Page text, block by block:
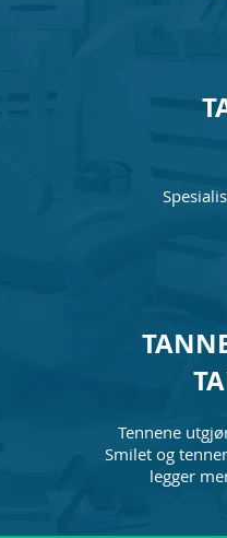
Tennene
Smilet og
legger